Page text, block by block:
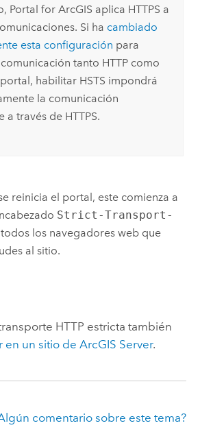
Portal for ArcGIS aplica HTTPS a
Si ha cambiado
esta configuración para
tanto HTTP como
portal, habilitar HSTS impondrá
la comunicación
a través de HTTPS.
reinicia el portal, este comienza a
Strict-Transport-
los navegadores web que
al sitio.
HTTP estricta también
en un sitio de ArcGIS Server.
comentario sobre este tema?